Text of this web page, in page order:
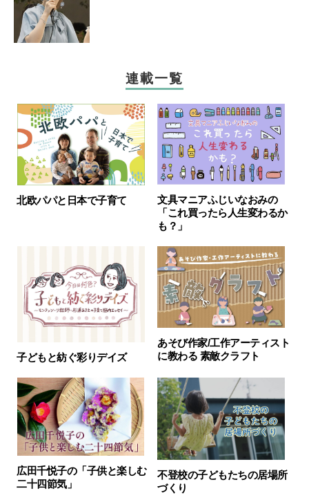
連載一覧
北欧パパと日本で子育て
文具マニアふじいなおみの
「これ買ったら人生変わるか
も？」
子どもと紡ぐ彩りデイズ
あそび作家/工作アーティスト
に教わる 素敵クラフト
広田千悦子の「子供と楽しむ
二十四節気」
不登校の子どもたちの居場所
づくり